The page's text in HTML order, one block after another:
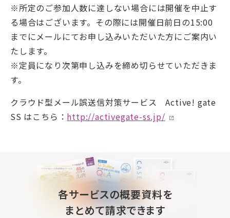
※所定のご参加人数に達しない場合には開催を中止す
る場合はございます。その際には開催日前日の15:00
までにメールにてお申し込みいただいた方にご案内い
たします。
※定員になり次第申し込みを締め切らせていただきま
す。
クラウド型メール誤送信対策サービス Active! gate
SS はこちら： http://activegate-ss.jp/
各サービスの概要資料を
まとめて請求できます